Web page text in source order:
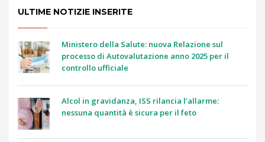
ULTIME NOTIZIE INSERITE
Ministero della Salute: nuova Relazione sul
processo di Autovalutazione anno 2025 per il
controllo ufficiale
Alcol in gravidanza, ISS rilancia l’allarme:
nessuna quantità è sicura per il feto